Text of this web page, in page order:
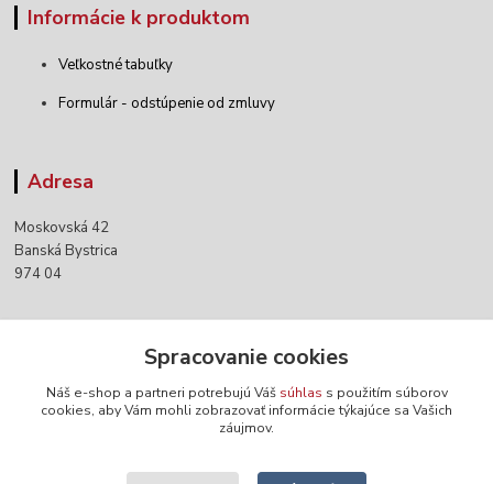
Informácie k produktom
Veľkostné tabuľky
Formulár - odstúpenie od zmluvy
Adresa
Moskovská 42
Banská Bystrica
974 04
+421 903 152 158
Spracovanie cookies
Náš e-shop a partneri potrebujú Váš súhlas s použitím súborov
cookies, aby Vám mohli zobrazovať informácie týkajúce sa Vašich
záujmov.